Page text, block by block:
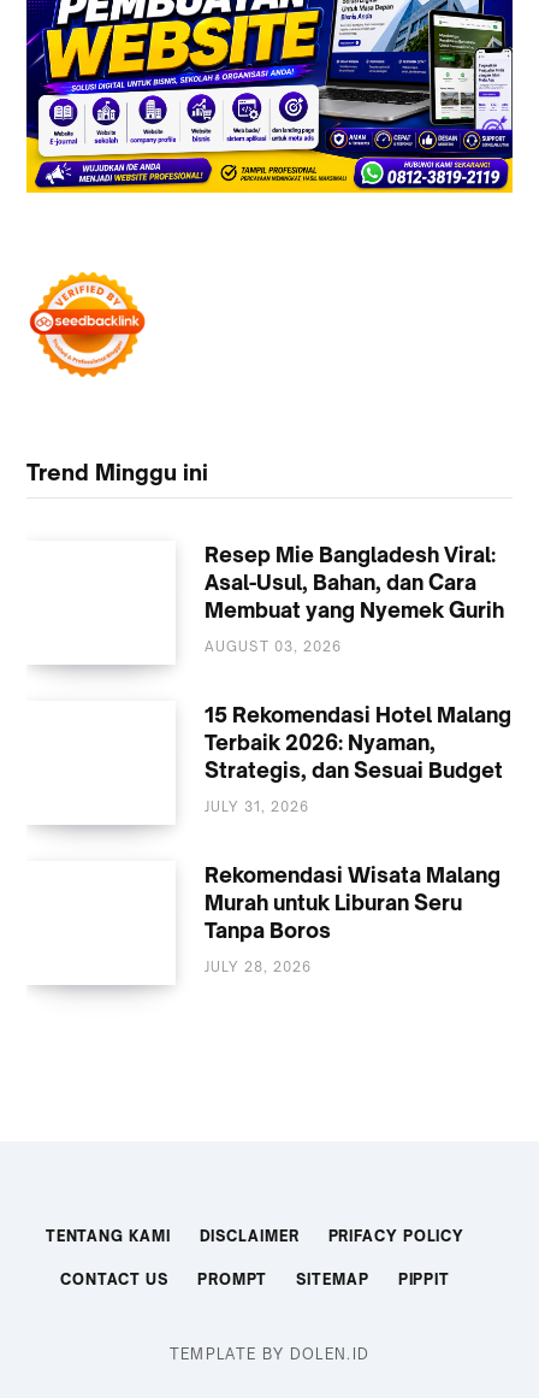
Trend Minggu ini
Resep Mie Bangladesh Viral:
Asal-Usul, Bahan, dan Cara
Membuat yang Nyemek Gurih
AUGUST 03, 2026
AKOMODASI
15 Rekomendasi Hotel Malang
Terbaik 2026: Nyaman,
Strategis, dan Sesuai Budget
JULY 31, 2026
Rekomendasi Wisata Malang
Murah untuk Liburan Seru
Tanpa Boros
JULY 28, 2026
TENTANG KAMI DISCLAIMER PRIFACY POLICY
CONTACT US PROMPT SITEMAP PIPPIT
TEMPLATE BY DOLEN.ID